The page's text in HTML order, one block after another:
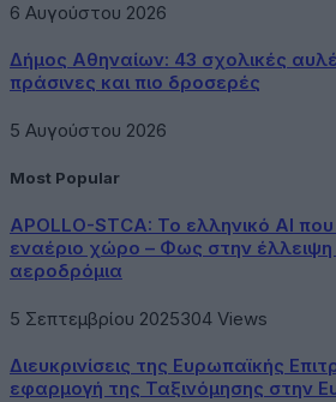
6 Αυγούστου 2026
Δήμος Αθηναίων: 43 σχολικές
πράσινες και πιο δροσερές
5 Αυγούστου 2026
Most Popular
APOLLO-STCA: Το ελληνικό AI
εναέριο χώρο – Φως στην
αεροδρόμια
5 Σεπτεμβρίου 2025304 Views
Διευκρινίσεις της Ευρωπαϊκής
εφαρμογή της Ταξινόμησης στην